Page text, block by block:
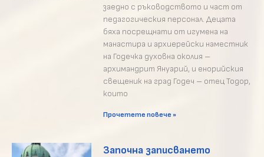
заедно с ръководството и част от
педагогическия персонал. Децата
бяха посрещнати от игумена на
манастира и архиерейски наместник
на Годечка духовна околия –
архимандрит Януарий, и енорийския
свещеник на град Годеч – отец Тодор,
които
Прочетете повече »
Започна записването